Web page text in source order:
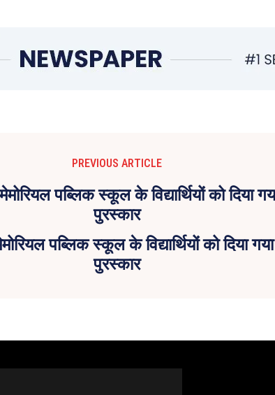
PREVIOUS ARTICLE
पब्लिक स्कूल के विद्यार्थियों को दिया गया
पुरस्कार